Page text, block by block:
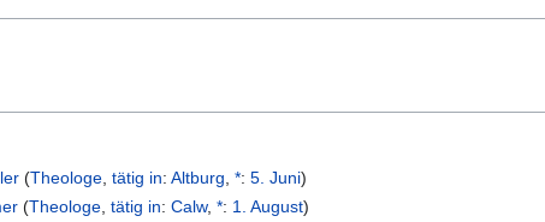
(Theologe,tätig in:Altburg,*:5. Juni)
(Theologe ,tätig in:Calw,*: 1. August)